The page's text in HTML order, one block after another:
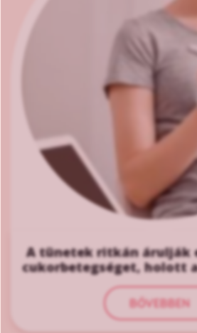
A tünetek ritkán árulják
cukorbetegséget, holott
BŐVEBBEN